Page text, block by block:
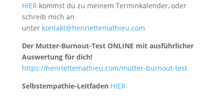
HIER kommst du zu meinem Terminkalender, oder
schreib mich an
unter kontakt@henriettemathieu.com
Der Mutter-Burnout-Test ONLINE mit ausführlicher
Auswertung für dich!
https://henriettemathieu.com/mutter-burnout-test
Selbstempathie-Leitfaden HIER